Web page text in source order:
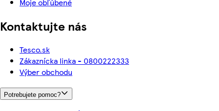
Moje obľúbené
Kontaktujte nás
Tesco.sk
Zákaznícka linka - 0800222333
Výber obchodu
Potrebujete pomoc?